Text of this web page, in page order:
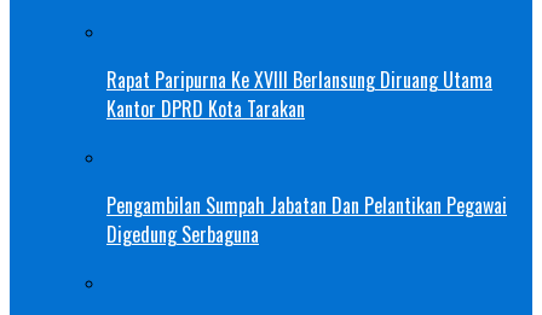
Rapat Paripurna Ke XVIII Berlansung Diruang Utama
Kantor DPRD Kota Tarakan
Pengambilan Sumpah Jabatan Dan Pelantikan Pegawai
Digedung Serbaguna